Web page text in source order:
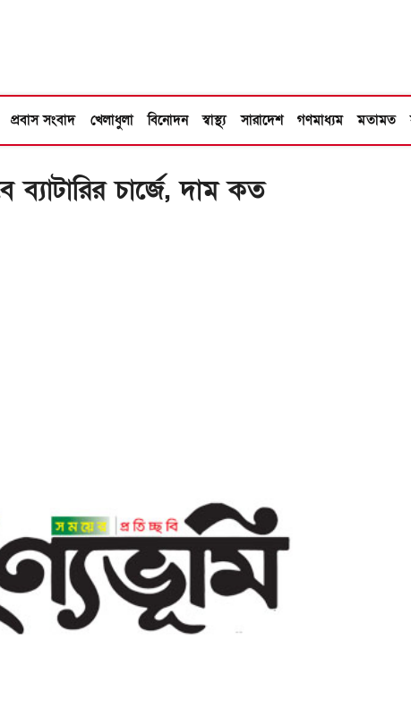
প্রবাস সংবাদ খেলাধুলা বিনোদন স্বাস্থ্য সারাদেশ গণমাধ্যম মতামত
চার্জে, দাম কত